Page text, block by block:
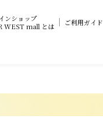
ンショップ
WEST mall とは
ご利用ガイド